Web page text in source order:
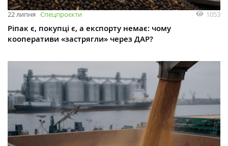
22 липня Спецпроєкти 1053
Ріпак є, покупці є, а експорту немає: чому
кооперативи «застрягли» через ДАР?